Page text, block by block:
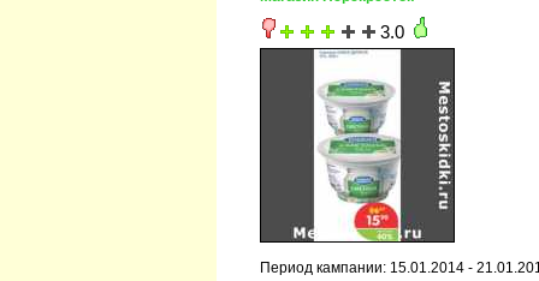
3.0
Период кампании: 15.01.2014 -